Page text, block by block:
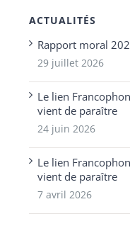
ACTUALITÉS
Rapport moral
29 juillet 2026
Le lien
vient de paraître
24 juin 2026
Le lien
vient de paraître
7 avril 2026